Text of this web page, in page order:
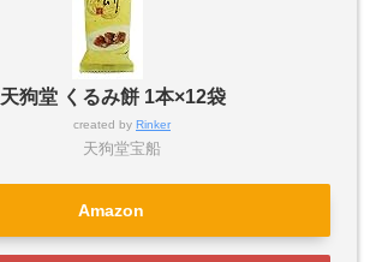
天狗堂 くるみ餅 1本×12袋
created by Rinker
天狗堂宝船
Amazon